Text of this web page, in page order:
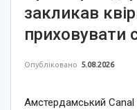
закликав
приховувати
Опубліковано 5.08.2026
Амстердамський Canal